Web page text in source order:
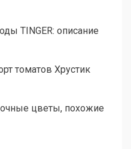
TINGER: описание
томатов Хрустик
цветы, похожие